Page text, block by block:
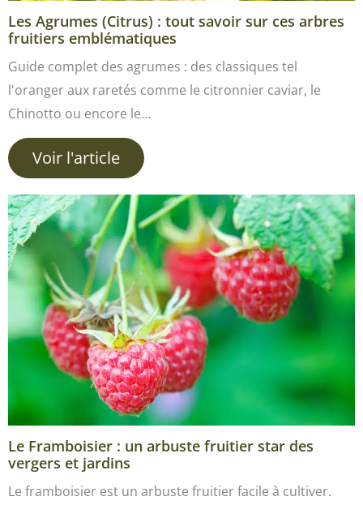
Les Agrumes (Citrus) : tout savoir sur ces arbres
fruitiers emblématiques
Guide complet des agrumes : des classiques tel
l'oranger aux raretés comme le citronnier caviar, le
Chinotto ou encore le…
Voir l'article
Le Framboisier : un arbuste fruitier star des
vergers et jardins
Le framboisier est un arbuste fruitier facile à cultiver.